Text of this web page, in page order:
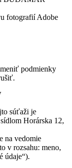
fotografií Adobe
podmienky
súťaži je
Horárska 12,
na vedomie
v rozsahu: meno,
údaje“).